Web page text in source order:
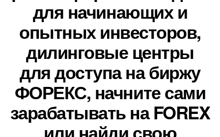
для начинающих и
опытных инвесторов,
дилинговые центры
для доступа на биржу
ФОРЕКС, начните сами
зарабатывать на FOREX
или найди свою